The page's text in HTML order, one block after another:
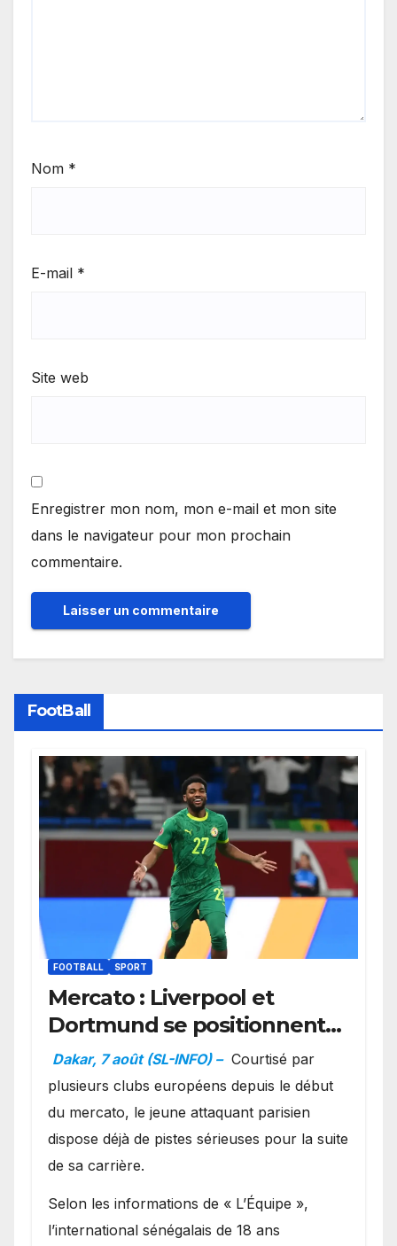
Nom *
E-mail *
Site web
Enregistrer mon nom, mon e-mail et mon site
dans le navigateur pour mon prochain
commentaire.
FootBall
FOOTBALL SPORT
Mercato : Liverpool et
Dortmund se positionnent
en favoris pour recruter
Ibrahim Mbaye
Dakar, 7 août (SL-INFO) – Courtisé par
plusieurs clubs européens depuis le début
du mercato, le jeune attaquant parisien
dispose déjà de pistes sérieuses pour la suite
de sa carrière.
Selon les informations de « L’Équipe »,
l’international sénégalais de 18 ans